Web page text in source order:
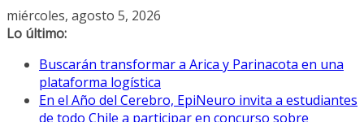
Saltar
al
miércoles, agosto 5, 2026
Lo último:
Buscarán transformar a Arica y Parinacota en una
plataforma logística
En el Año del Cerebro, EpiNeuro invita a estudiantes
de todo Chile a participar en concurso sobre